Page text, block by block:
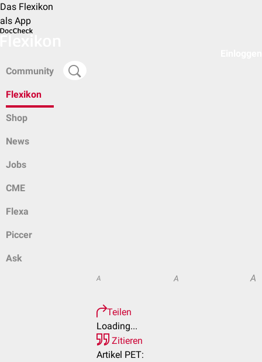
Das Flexikon
als App
Community
Flexikon
Shop
News
Jobs
CME
Flexa
Piccer
Ask
A A A
Teilen
Loading...
Zitieren
Artikel PET: